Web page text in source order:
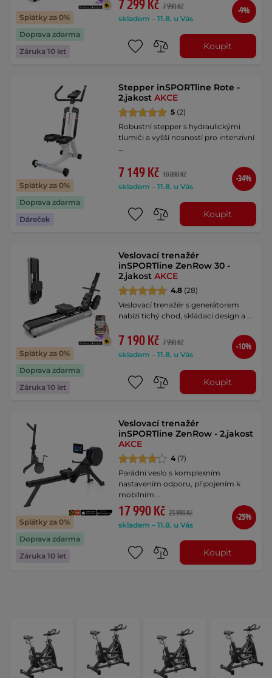
Splátky za 0%
Doprava zdarma
Záruka 10 let
7 299 Kč 7 990 Kč
skladem – 11.8. u Vás
-9%
Koupit
Splátky za 0%
Doprava zdarma
Dáreček
Stepper inSPORTline Rote -
2.jakostAKCE
5 (2)
Robustní stepper s hydraulickými
tlumiči a vyšší nosností pro intenzivní
…
7 149 Kč 10 890 Kč
skladem – 11.8. u Vás
-34%
Koupit
Splátky za 0%
Doprava zdarma
Záruka 10 let
Veslovací trenažér
inSPORTline ZenRow 30 -
2.jakostAKCE
4.8 (28)
Veslovací trenažér s generátorem
nabízí tichý chod, skládací design a …
7 190 Kč 7 990 Kč
skladem – 11.8. u Vás
-10%
Koupit
Splátky za 0%
Doprava zdarma
Záruka 10 let
Veslovací trenažér
inSPORTline ZenRow - 2.jakost
AKCE
4 (7)
Parádní veslo s komplexním
nastavením odporu, připojením k
mobilním …
17 990 Kč 23 990 Kč
skladem – 11.8. u Vás
-25%
Koupit